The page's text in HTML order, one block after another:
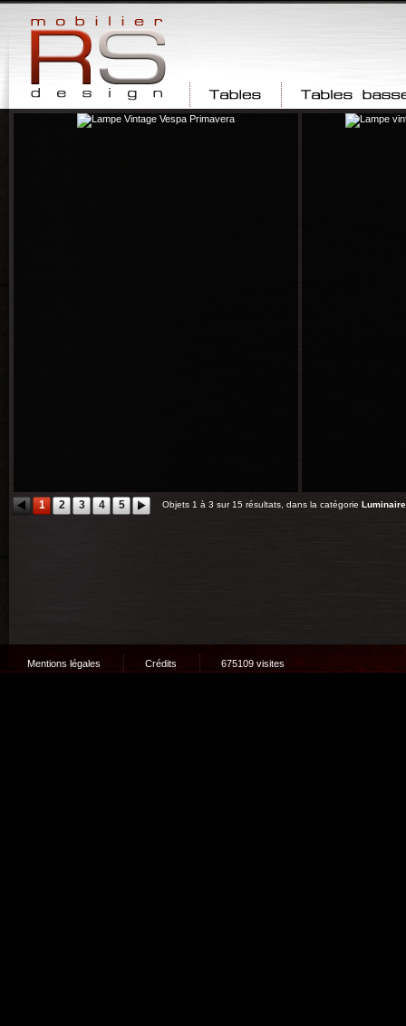
Tables Tables basses
1 2 3 4 5 Objets 1 à 3 sur 15 résultats, dans la catégorie
Mentions légales Crédits 675109 visites